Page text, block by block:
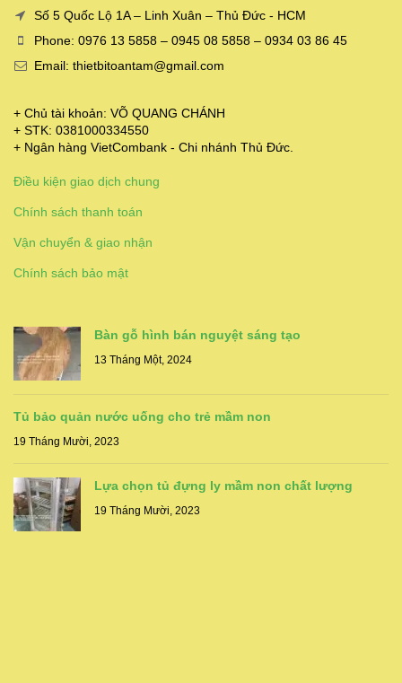
Số 5 Quốc Lộ 1A – Linh Xuân – Thủ Đức - HCM
Phone: 0976 13 5858 – 0945 08 5858 – 0934 03 86 45
Email: thietbitoantam@gmail.com
+ Chủ tài khoản: VÕ QUANG CHÁNH
+ STK: 0381000334550
+ Ngân hàng VietCombank - Chi nhánh Thủ Đức.
Điều kiện giao dịch chung
Chính sách thanh toán
Vận chuyển & giao nhận
Chính sách bảo mật
Bàn gỗ hình bán nguyệt sáng tạo
13 Tháng Một, 2024
Tủ bảo quản nước uống cho trẻ mầm non
19 Tháng Mười, 2023
Lựa chọn tủ đựng ly mầm non chất lượng
19 Tháng Mười, 2023